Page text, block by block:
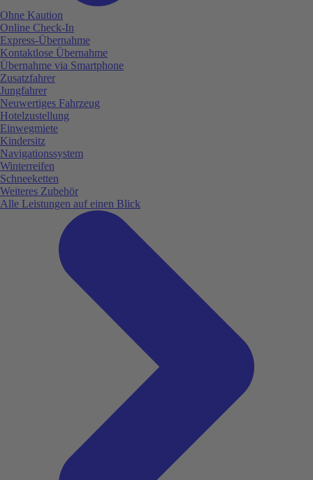
Ohne Kaution
Online Check-In
Express-Übernahme
Kontaktlose Übernahme
Übernahme via Smartphone
Zusatzfahrer
Jungfahrer
Neuwertiges Fahrzeug
Hotelzustellung
Einwegmiete
Kindersitz
Navigationssystem
Winterreifen
Schneeketten
Weiteres Zubehör
Alle Leistungen auf einen Blick